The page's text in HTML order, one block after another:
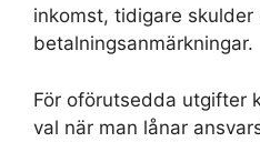
inkomst, tidigare skulder
betalningsanmärkningar.
För oförutsedda utgifter
val när man lånar